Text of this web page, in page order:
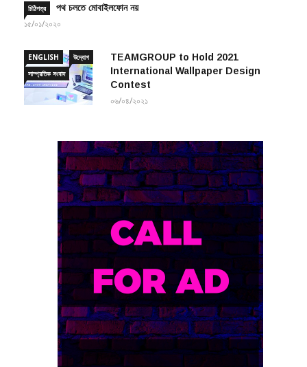
চিঠিপত্র পথ চলতে মোবাইলফোন নয়
১৫/০১/২০২০
ENGLISH
উদ্যোগ
সাম্প্রতিক সংবাদ
TEAMGROUP to Hold 2021
International Wallpaper Design
Contest
০৬/০৪/২০২১